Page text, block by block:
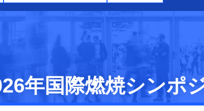
年国際燃焼シンポ